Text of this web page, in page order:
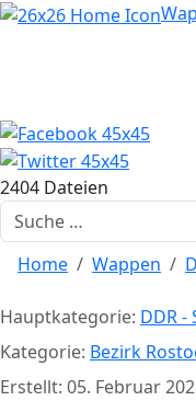
2404 Dateien
Suchen
Home Wappen
Hauptkategorie: DDR
Kategorie: Bezirk
Erstellt: 05. Februar